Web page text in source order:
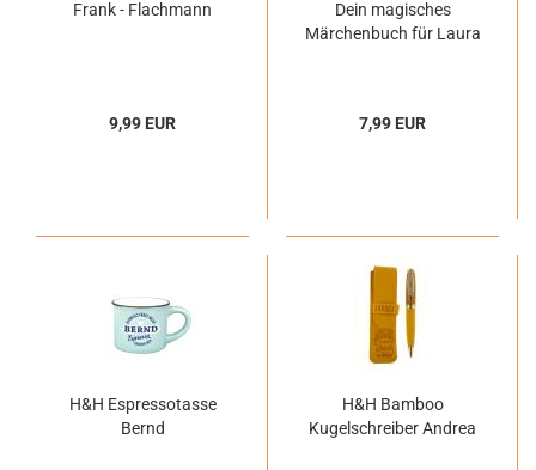
Frank - Flachmann
9,99 EUR
Dein magisches
Märchenbuch für Laura
7,99 EUR
H&H Espressotasse
Bernd
H&H Bamboo
Kugelschreiber Andrea